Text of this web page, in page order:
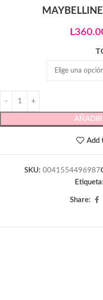
L
Add
SKU: 0041554496987
Etiqueta:
Share: